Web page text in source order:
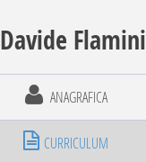
Davide Flamini
ANAGRAFICA
CURRICULUM